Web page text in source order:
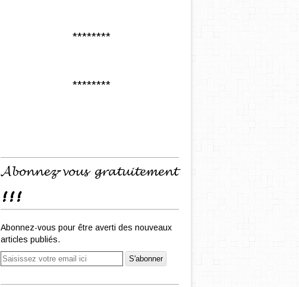
********
********
𝓐𝓫𝓸𝓷𝓷𝓮𝔃-𝓿𝓸𝓾𝓼 𝓰𝓻𝓪𝓽𝓾𝓲𝓽𝓮𝓶𝓮𝓷𝓽
!!!
Abonnez-vous pour être averti des nouveaux
articles publiés.